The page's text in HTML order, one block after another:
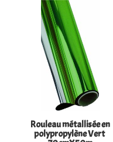
Rouleau métallisée en
polypropylène Vert